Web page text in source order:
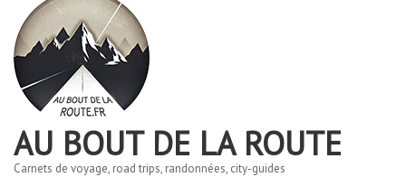
AU BOUT DE LA ROUTE
Carnets de voyage, road trips, randonnées, city-guides